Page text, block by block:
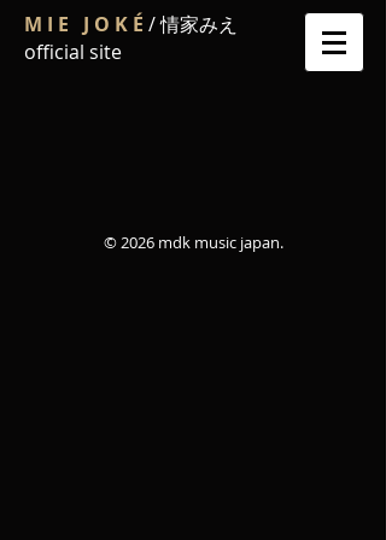
M I E J O K É / 情家みえ
official site
© 2026 mdk music japan.